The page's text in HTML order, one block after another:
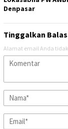
Denpasar
Tinggalkan
Alamat email Anda